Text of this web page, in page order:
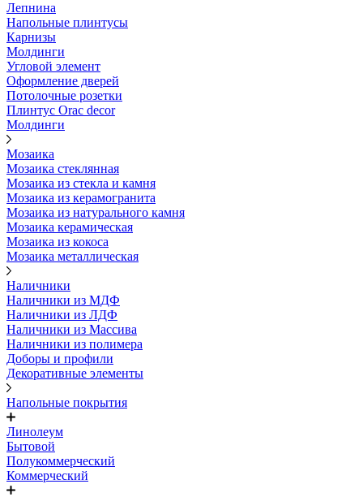
Лепнина
Напольные плинтусы
Карнизы
Молдинги
Угловой элемент
Оформление дверей
Потолочные розетки
Плинтус Orac decor
Молдинги
Мозаика
Мозаика стеклянная
Мозаика из стекла и камня
Мозаика из керамогранита
Мозаика из натурального камня
Мозаика керамическая
Мозаика из кокоса
Мозаика металлическая
Наличники
Наличники из МДФ
Наличники из ЛДФ
Наличники из Массива
Наличники из полимера
Доборы и профили
Декоративные элементы
Напольные покрытия
Линолеум
Бытовой
Полукоммерческий
Коммерческий